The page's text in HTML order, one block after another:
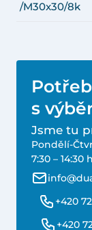
/M30x30/8k
s
Jsme tu
Pondělí-
7:30 – 14:30
+420
+420